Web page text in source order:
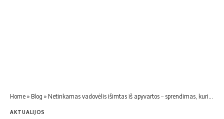
Home» Blog » Netinkamas vadovėlis išimtas iš apyvartos – sprendimas, kurio reikėjo vakar…
AKTUALIJOS